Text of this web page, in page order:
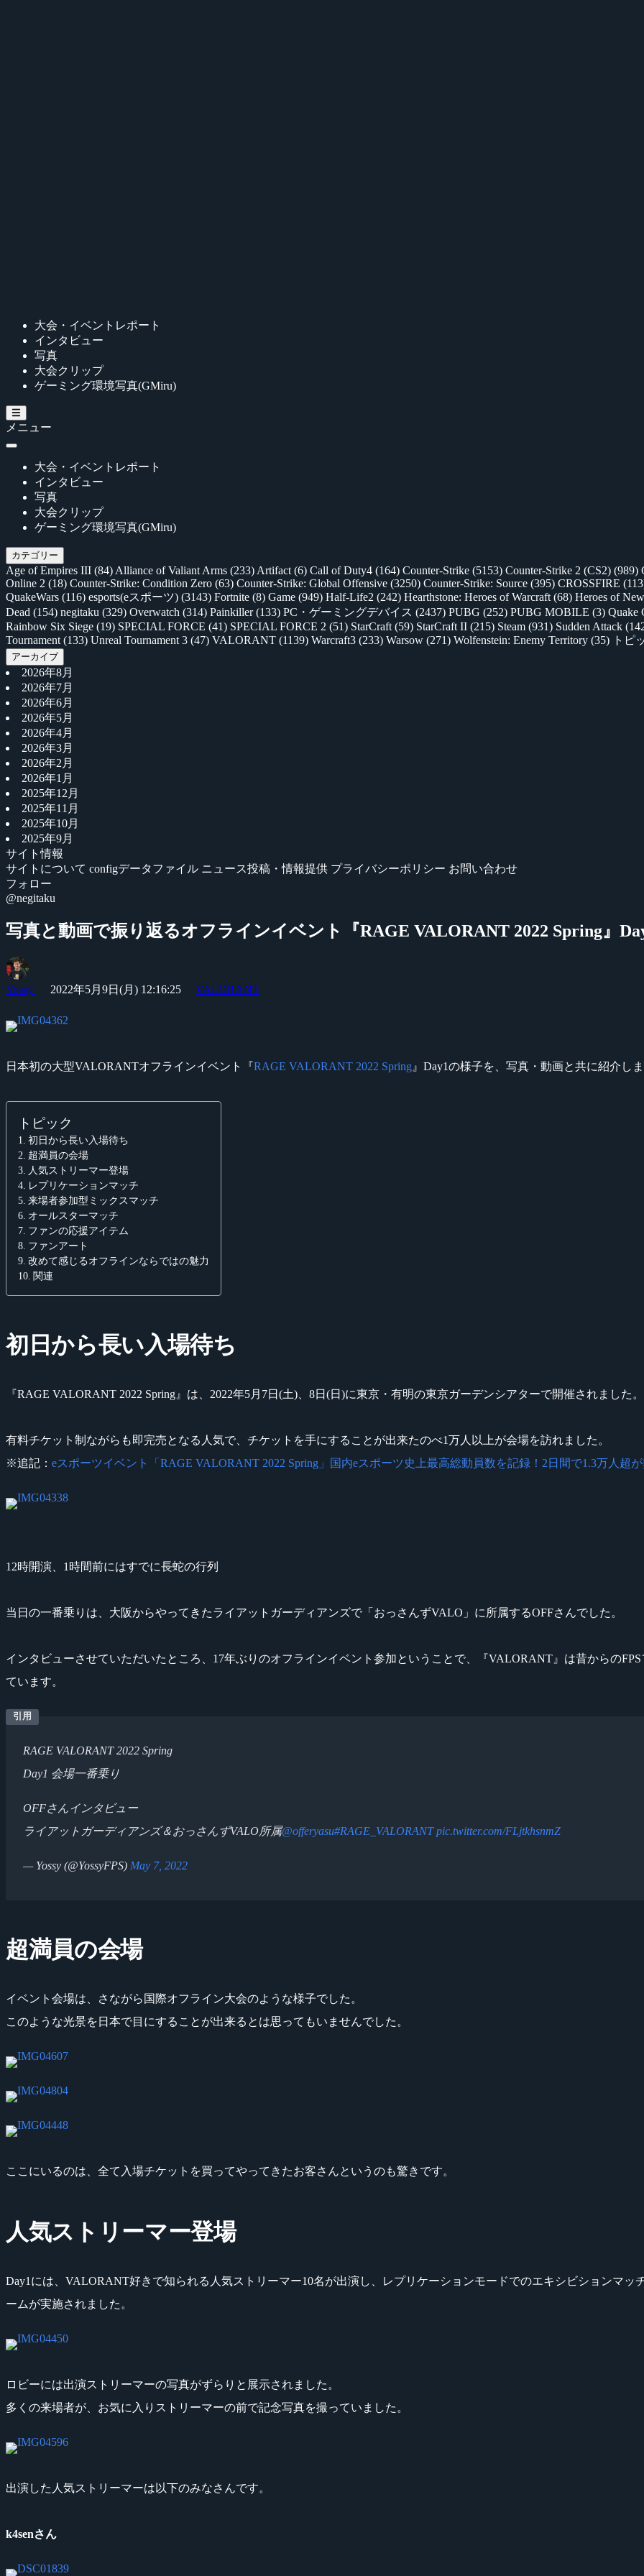
大会・イベントレポート
インタビュー
写真
大会クリップ
ゲーミング環境写真(GMiru)
メニュー
大会・イベントレポート
インタビュー
写真
大会クリップ
ゲーミング環境写真(GMiru)
カテゴリー
Age of Empires III (84) Alliance of Valiant Arms (233) Artifact (6) Call of Duty4 (164) Counter-Strike (5153) Counter-Strike 2 (CS2) (989)
Online 2 (18) Counter-Strike: Condition Zero (63) Counter-Strike: Global Offensive (3250) Counter-Strike: Source (395) CROSSFIRE
QuakeWars (116) esports(eスポーツ) (3143) Fortnite (8) Game (949) Half-Life2 (242) Hearthstone: Heroes of Warcraft (68) Heroes of
Dead (154) negitaku (329) Overwatch (314) Painkiller(133) PC・ゲーミングデバイス (2437) PUBG (252) PUBG MOBILE (3) Quake
Rainbow Six Siege (19) SPECIAL FORCE (41) SPECIAL FORCE 2 (51) StarCraft (59) StarCraft II (215) Steam (931) Sudden Attack
Tournament (133) Unreal Tournament 3 (47) VALORANT (1139) Warcraft3 (233) Warsow (271) Wolfenstein: Enemy Territory (35) トピ
アーカイブ
2026年8月
2026年7月
2026年6月
2026年5月
2026年4月
2026年3月
2026年2月
2026年1月
2025年12月
2025年11月
2025年10月
2025年9月
サイト情報
サイトについて configデータファイル ニュース投稿・情報提供 プライバシーポリシー お問い合わせ
フォロー
@negitaku
写真と動画で振り返るオフラインイベント『RAGE VALORANT 2022 Spring』
Yossy 2022年5月9日(月) 12:16:25 VALORANT
日本初の大型VALORANTオフラインイベント『RAGE VALORANT 2022 Spring 』Day1の様子を、写真・動画と共に紹介し
トピック
初日から長い入場待ち
超満員の会場
人気ストリーマー登場
レプリケーションマッチ
来場者参加型ミックスマッチ
オールスターマッチ
ファンの応援アイテム
ファンアート
改めて感じるオフラインならではの魅力
関連
初日から長い入場待ち
『RAGE VALORANT 2022 Spring』は、2022年5月7日(土)、8日(日)に東京・有明の東京ガーデンシアターで開催されました。
有料チケット制ながらも即完売となる人気で、チケットを手にすることが出来たのべ1万人以上が会場を訪れました。
※追記： eスポーツイベント「RAGE VALORANT 2022 Spring」国内eスポーツ史上最高総動員数を記録！2日間で1.3万人超
12時開演、1時間前にはすでに長蛇の行列
当日の一番乗りは、大阪からやってきたライアットガーディアンズで「おっさんずVALO」に所属するOFFさんでした。
インタビューさせていただいたところ、17年ぶりのオフラインイベント参加ということで、『VALORANT』は昔からの
ています。
RAGE VALORANT 2022 Spring
Day1 会場一番乗り
OFFさんインタビュー
ライアットガーディアンズ＆おっさんずVALO所属@offeryasu#RAGE_VALORANT pic.twitter.com/FLjtkhsnmZ
— Yossy (@YossyFPS) May 7, 2022
超満員の会場
イベント会場は、さながら国際オフライン大会のような様子でした。
このような光景を日本で目にすることが出来るとは思ってもいませんでした。
ここにいるのは、全て入場チケットを買ってやってきたお客さんというのも驚きです。
人気ストリーマー登場
Day1には、VALORANT好きで知られる人気ストリーマー10名が出演し、レプリケーションモードでのエキシビションマ
ームが実施されました。
ロビーには出演ストリーマーの写真がずらりと展示されました。
多くの来場者が、お気に入りストリーマーの前で記念写真を撮っていました。
出演した人気ストリーマーは以下のみなさんです。
k4senさん